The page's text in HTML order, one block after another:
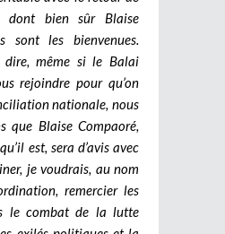
dont bien sûr Blaise
sont les bienvenues.
dire, même si le Balai
rejoindre pour qu’on
nationale, nous
que Blaise Compaoré,
est, sera d’avis avec
je voudrais, au nom
remercier les
le combat de la lutte